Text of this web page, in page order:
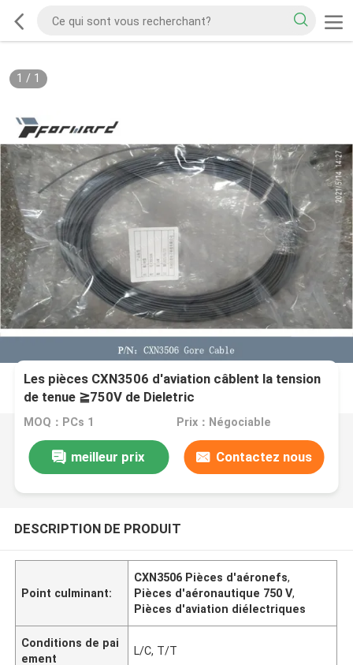
1 / 1
Les pièces CXN3506 d'aviation câblent la tension
de tenue ≧750V de Dieletric
MOQ：PCs 1 Prix：Négociable
meilleur prix Contactez nous
DESCRIPTION DE PRODUIT
Point culminant:
CXN3506 Pièces d'aéronefs,
Pièces d'aéronautique 750 V,
Pièces d'aviation diélectriques
Conditions de pai
ement
L/C, T/T